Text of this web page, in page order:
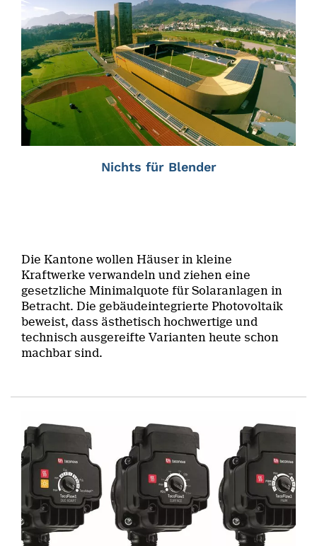
Nichts für Blender
Die Kantone wollen Häuser in kleine
Kraftwerke verwandeln und ziehen eine
gesetzliche Minimalquote für Solaranlagen in
Betracht. Die gebäudeintegrierte Photovoltaik
beweist, dass ästhetisch hochwertige und
technisch ausgereifte Varianten heute schon
machbar sind.